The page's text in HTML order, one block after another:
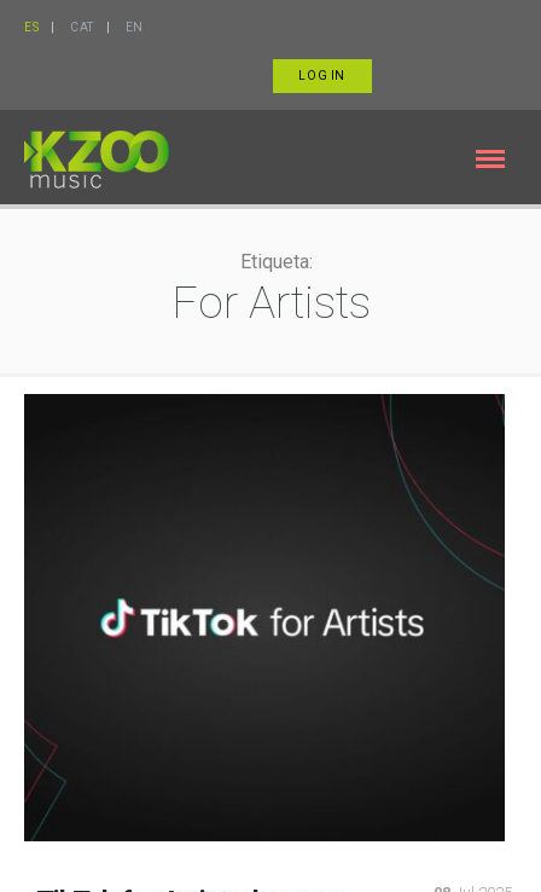
ES CAT EN
LOG IN
Etiqueta:
For Artists